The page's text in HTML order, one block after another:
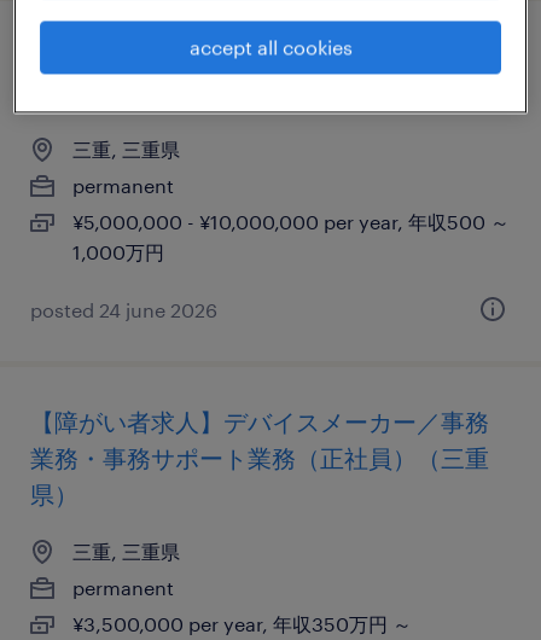
《三重県四日市》次世代デバイス向け樹脂
三重, 三重県
permanent
¥5,000,000 - ¥10,000,000 per year, 年収500 ～
1,000万円
posted 24 june 2026
【障がい者求人】デバイスメーカー／事務
業務・事務サポート業務（正社員）（三重
県）
三重, 三重県
permanent
¥3,500,000 per year, 年収350万円 ～
accept all cookies